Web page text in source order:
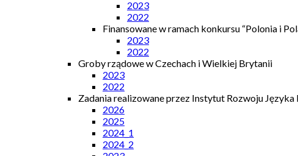
2023
2022
Finansowane w ramach konkursu “Polonia i
2023
2022
Groby rządowe w Czechach i Wielkiej Brytanii
2023
2022
Zadania realizowane przez Instytut Rozwoju
2026
2025
2024_1
2024_2